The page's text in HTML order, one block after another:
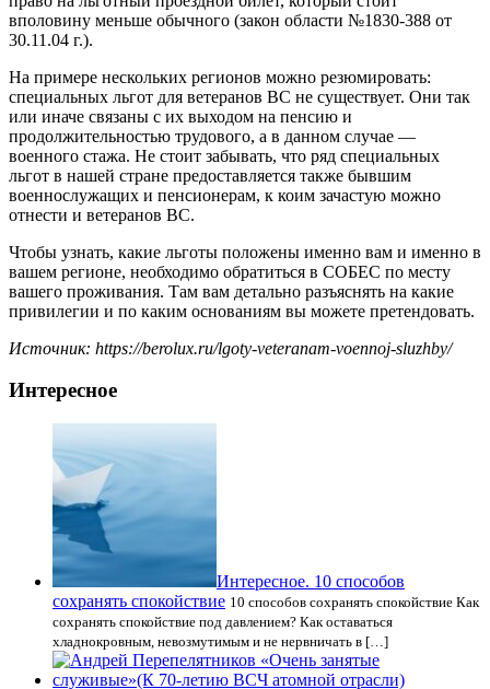
вполовину меньше обычного (закон области №1830-388 от
30.11.04 г.).
На примере нескольких регионов можно резюмировать:
специальных льгот для ветеранов ВС не существует. Они так
или иначе связаны с их выходом на пенсию и
продолжительностью трудового, а в данном случае —
военного стажа. Не стоит забывать, что ряд специальных
льгот в нашей стране предоставляется также бывшим
военнослужащих и пенсионерам, к коим зачастую можно
отнести и ветеранов ВС.
Чтобы узнать, какие льготы положены именно вам и именно в
вашем регионе, необходимо обратиться в СОБЕС по месту
вашего проживания. Там вам детально разъяснять на какие
привилегии и по каким основаниям вы можете претендовать.
Источник: https://berolux.ru/lgoty-veteranam-voennoj-sluzhby/
Интересное
Интересное. 10 способов
сохранять спокойствие 10 способов сохранять спокойствие Как
сохранять спокойствие под давлением? Как оставаться
хладнокровным, невозмутимым и не нервничать в […]